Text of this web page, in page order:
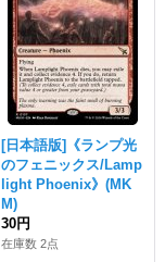
[日本語版]《ランプ光
のフェニックス/Lamp
light Phoenix》(MK
M)
30円
在庫数 2点